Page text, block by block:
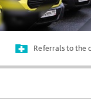
Referrals to the